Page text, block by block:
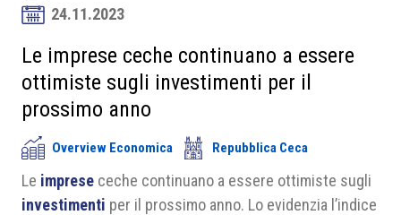
Sviluppo Mercato
Soci
Partner
Area riservata
24.11.2023
Le imprese ceche continuano a essere
ottimiste sugli investimenti per il
prossimo anno
Overview Economica Repubblica Ceca
Le imprese ceche continuano a essere ottimiste sugli
investimenti per il prossimo anno. Lo evidenzia l’indice